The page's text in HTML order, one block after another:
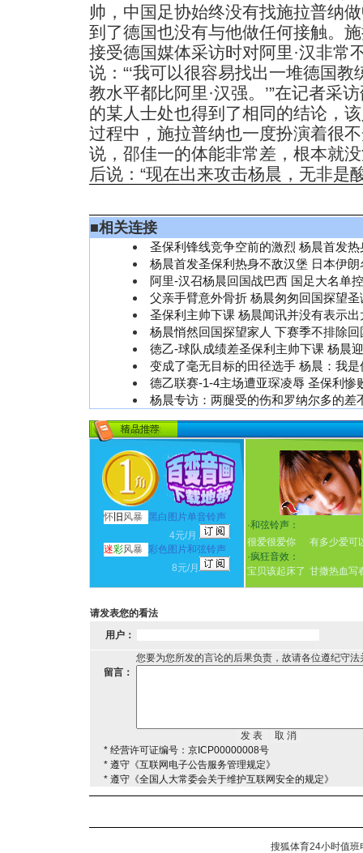
帅，中国足协始终没有找施拉普纳
到了德国也没有与他做任何接触。
接受德国媒体采访时对阿里·汉非常
说：“‘我可以很容易找出一堆德国
教水平都比阿里·汉强。’”在记者采
的某人士处也得到了相同的结论，
过程中，施拉普纳也一度扮演着很
说，邵佳一的体能非常差，根本就
后说：“现在出来攻击杨晨，无非是
■相关连接
圣保利锋线竞争空前的激烈 杨晨首发
杨晨首发圣保利热身不敌汉堡 日本伊
阿里-汉召杨晨回国战巴西 国足大名单
父亲手臂意外骨折 杨晨匆匆回国探望
圣保利主帅下课 杨晨闻讯并没有表示
杨晨悄然回国探望家人 下赛季不排除回
徳乙-球队成绩差圣保利主帅下课 杨晨
变成了毫无目标的田径选手 杨晨：我
德乙联赛-1-4主场遭亚琛凌辱 圣保利惨
杨晨专访：两腿受的伤和罗纳尔多的差
怀 旧 风暴
黑白图片单音铃声
4元/月
迷彩风暴 彩色图片和弦铃声
8元/月
·和弦铃声：
很爱很爱你
有多少爱可
·疯狂音效：
宝贝该起床了 甘撒热血写
请发表您的看法
用户：
您要为您所发的言论的后果负责，故请各位遵纪守
留言：
* 经营许可证编号：京ICP00000008号
* 遵守《互联网电子公告服务管理规定》
* 遵守《全国人大常委会关于维护互联网安全的规定》
搜狐体育24小时值